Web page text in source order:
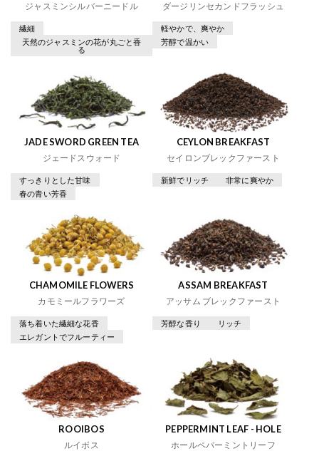
ジャスミンシルバーニードル
繊細
天然のジャスミンの花が丸ごと香
る
ダージリンセカンドフラッシュ
軽やかで、爽やか
芳醇で温かい
JADE SWORD GREEN TEA
ジェードスウォード
すっきりとした甘味
春の青い芳香
CEYLON BREAKFAST
セイロンブレックファースト
新鮮でリッチ 非常に爽やか
CHAMOMILE FLOWERS
カモミールフラワーズ
落ち着いた繊細な花香
エレガントでフルーティー
ASSAM BREAKFAST
アッサム ブレックファースト
芳醇な香り リッチ
ROOIBOS
ルイボス
PEPPERMINT LEAF - HOLE
ホールペパーミントリーフ